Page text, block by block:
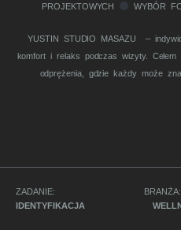
PROJEKTOWYCH
WYBÓR
YUSTIN STUDIO MASAZU –
komfort i relaks podczas wizyty. Celem
odprężenia, gdzie każdy może
ZADANIE:
IDENTYFIKACJA
BRANŻA: